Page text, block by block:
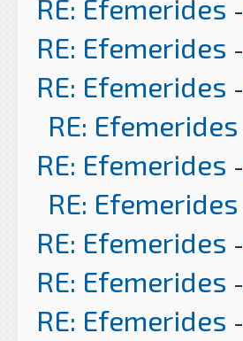
RE: Efemerides -
RE: Efemerides -
RE: Efemerides -
RE: Efemerides
RE: Efemerides -
RE: Efemerides
RE: Efemerides -
RE: Efemerides -
RE: Efemerides -